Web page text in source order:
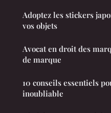
Adoptez les stickers
vos objets
Avocat en droit des
de marque
10 conseils essentiels
inoubliable